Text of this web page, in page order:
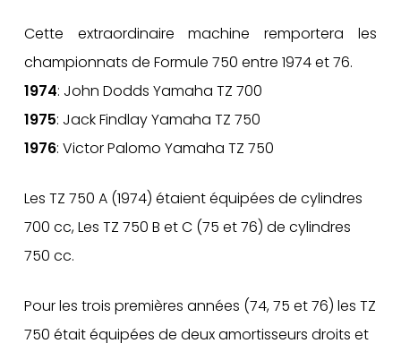
Cette extraordinaire machine remportera les
championnats de Formule 750 entre 1974 et 76.
1974: John Dodds Yamaha TZ 700
1975: Jack Findlay Yamaha TZ 750
1976: Victor Palomo Yamaha TZ 750
Les TZ 750 A (1974) étaient équipées de cylindres
700 cc, Les TZ 750 B et C (75 et 76) de cylindres
750 cc.
Pour les trois premières années (74, 75 et 76) les TZ
750 était équipées de deux amortisseurs droits et